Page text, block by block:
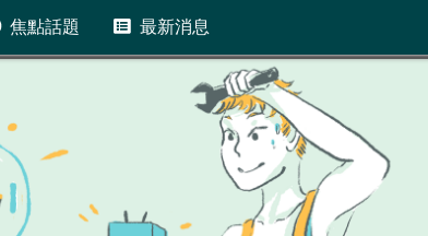
焦點話題 最新消息